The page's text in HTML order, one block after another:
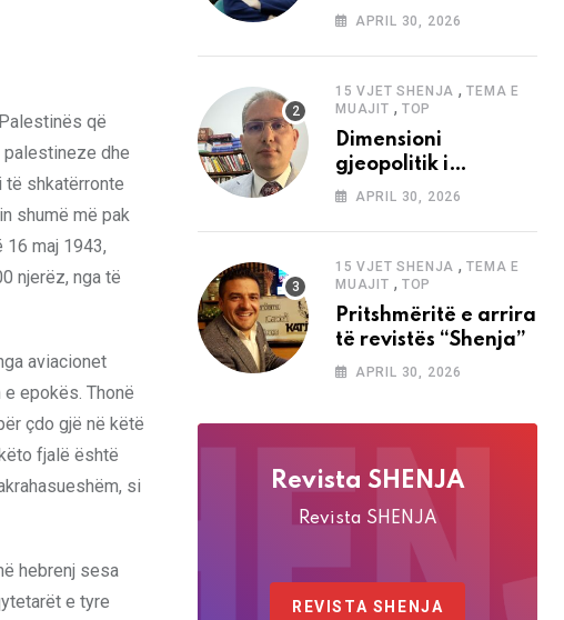
që
palestineze dhe
të shkatërronte
shumë më pak
maj 1943,
njerëz, nga të
aviacionet
epokës. Thonë
çdo gjë në këtë
fjalë është
si
hebrenj sesa
e tyre
edhe në
APRIL 30, 2026
15 VJET SHENJA ,TEMA E
MUAJIT , TOP
Dimensioni
gjeopolitik i
analizave të Abdi
“Shenja”
APRIL 30, 2026
15 VJET SHENJA ,TEMA E
MUAJIT , TOP
Pritshmëritë e arrira
të revistës “Shenja”
APRIL 30, 2026
Revista SHENJA
Revista SHENJA
REVISTA SHENJA